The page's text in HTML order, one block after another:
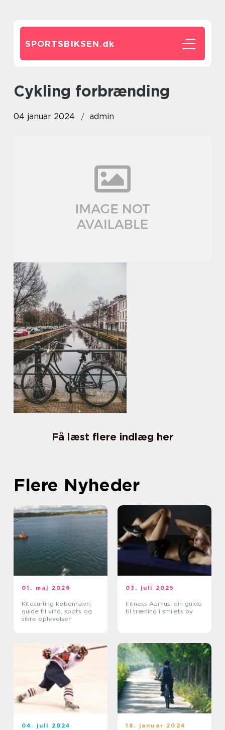
SPORTSBIKSEN.dk
cykling forbrænding
04 januar 2024 admin
Få læst flere indlæg her
Flere Nyheder
01. maj 2026
Kitesurfing københavn:
guide til vind, spots og
sikre oplevelser
03. juli 2025
Fitness Aarhus: din guide
til træning i smilets by
04. juli 2024 18. januar 2024